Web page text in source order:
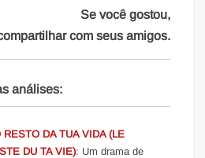
Se você gostou,
com seus amigos.
análises:
DA TUA VIDA (LE
DU TA VIE): Um drama de